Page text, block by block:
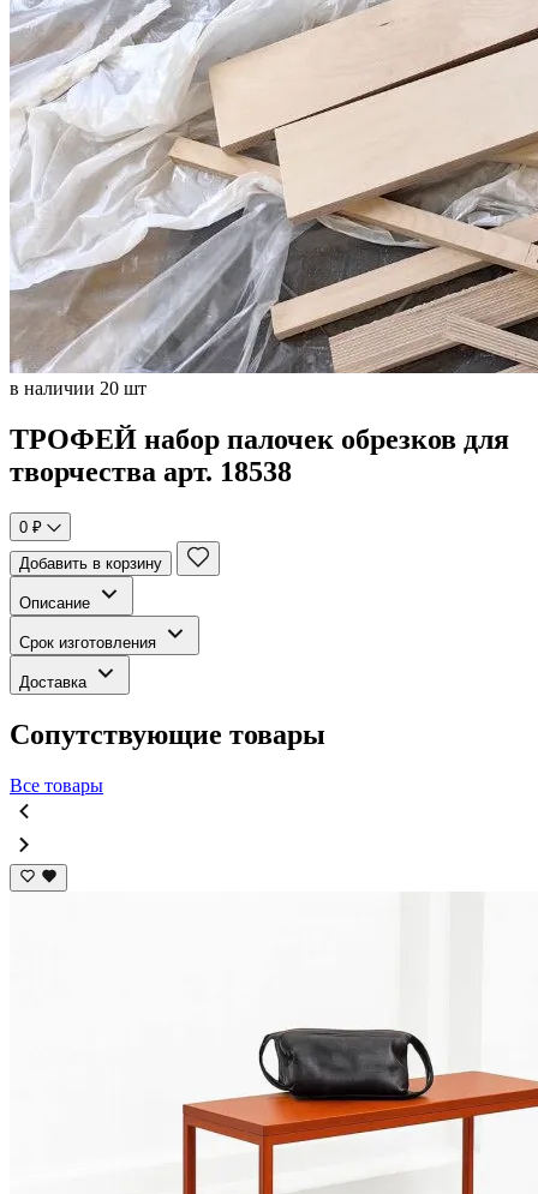
в наличии 20 шт
ТРОФЕЙ набор палочек обрезков для
творчества арт. 18538
0 ₽
Добавить в корзину
Описание
Срок изготовления
Доставка
Сопутствующие товары
Все товары